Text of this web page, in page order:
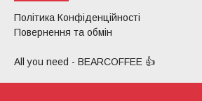
Політика Конфіденційності
Повернення та обмін
All you need - BEARCOFFEE 👍